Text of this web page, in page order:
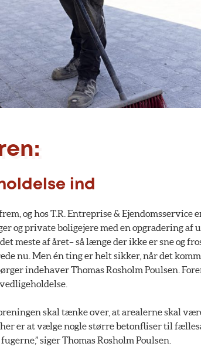
ind
og hos T.R. Entreprise & Ejendomsservice
og private boligejere med en opgradering af
meste af året– så længe der ikke er sne og
nu. Men én ting er helt sikker, når det
indehaver Thomas Rosholm Poulsen.
skal tænke over, at arealerne skal
er at vælge nogle større betonfliser til
siger Thomas Rosholm Poulsen.